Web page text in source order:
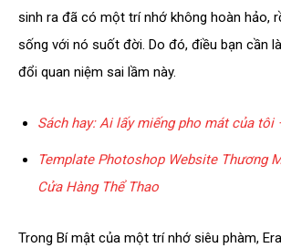
sinh ra đã có một trí nhớ không hoàn hảo,
sống với nó suốt đời. Do đó, điều bạn cần
đổi quan niệm sai lầm này.
Sách hay: Ai lấy miếng pho mát của tôi
Template Photoshop Website Thương
Cửa Hàng Thể Thao
Trong Bí mật của một trí nhớ siêu phàm,